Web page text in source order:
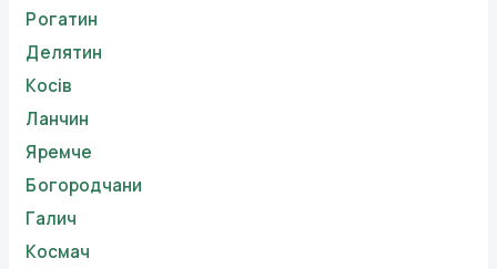
Рогатин
Делятин
Косів
Ланчин
Яремче
Богородчани
Галич
Космач